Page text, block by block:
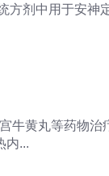
方剂中用于安神
牛黄丸等药物治
内...